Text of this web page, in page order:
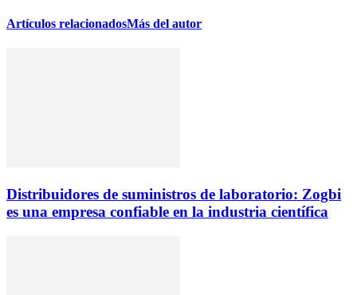
Artículos relacionadosMás del autor
Distribuidores de suministros de laboratorio: Zogbi
es una empresa confiable en la industria científica